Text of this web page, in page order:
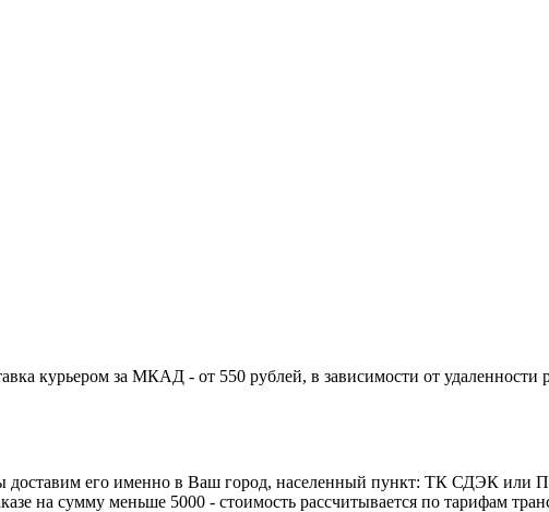
курьером за МКАД - от 550 рублей, в зависимости от удаленности
доставим его именно в Ваш город, населенный пункт: ТК СДЭК или
на сумму меньше 5000 - стоимость рассчитывается по тарифам